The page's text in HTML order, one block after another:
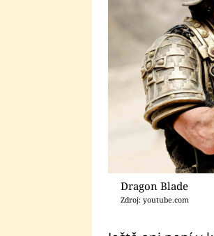
Dragon Blade
Zdroj: youtube.com